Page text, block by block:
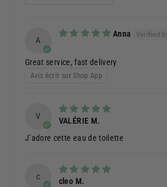
A
Anna
Great service, fast delivery
Avis écrit sur Shop App
V
VALÉRIE M.
J’adore cette eau de toilette
c
cleo M.